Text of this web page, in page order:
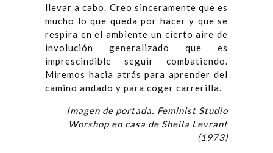
llevar a cabo. Creo sinceramente que es
mucho lo que queda por hacer y que se
respira en el ambiente un cierto aire de
involución generalizado que es
imprescindible seguir combatiendo.
Miremos hacia atrás para aprender del
camino andado y para coger carrerilla.
Imagen de portada: Feminist Studio
Worshop en casa de Sheila Levrant
(1973)